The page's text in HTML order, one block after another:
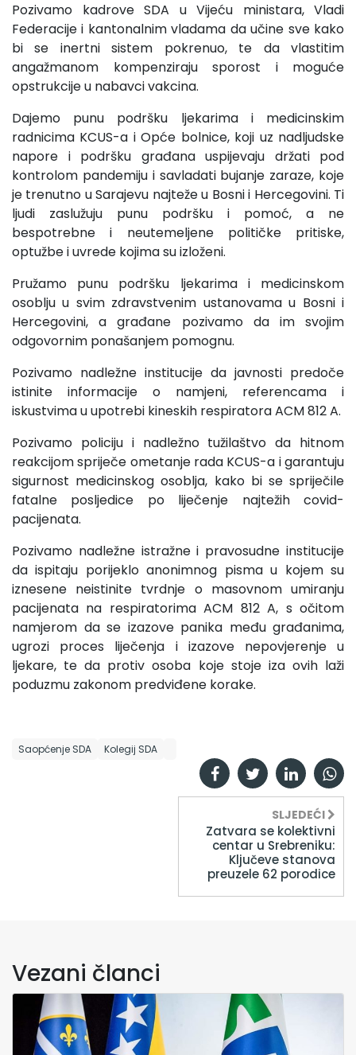
Pozivamo kadrove SDA u Vijeću ministara, Vladi
Federacije i kantonalnim vladama da učine sve kako
bi se inertni sistem pokrenuo, te da vlastitim
angažmanom kompenziraju sporost i moguće
opstrukcije u nabavci vakcina.
Dajemo punu podršku ljekarima i medicinskim
radnicima KCUS-a i Opće bolnice, koji uz nadljudske
napore i podršku građana uspijevaju držati pod
kontrolom pandemiju i savladati bujanje zaraze, koje
je trenutno u Sarajevu najteže u Bosni i Hercegovini. Ti
ljudi zaslužuju punu podršku i pomoć, a ne
bespotrebne i neutemeljene političke pritiske,
optužbe i uvrede kojima su izloženi.
Pružamo punu podršku ljekarima i medicinskom
osoblju u svim zdravstvenim ustanovama u Bosni i
Hercegovini, a građane pozivamo da im svojim
odgovornim ponašanjem pomognu.
Pozivamo nadležne institucije da javnosti predoče
istinite informacije o namjeni, referencama i
iskustvima u upotrebi kineskih respiratora ACM 812 A.
Pozivamo policiju i nadležno tužilaštvo da hitnom
reakcijom spriječe ometanje rada KCUS-a i garantuju
sigurnost medicinskog osoblja, kako bi se spriječile
fatalne posljedice po liječenje najtežih covid-
pacijenata.
Pozivamo nadležne istražne i pravosudne institucije
da ispitaju porijeklo anonimnog pisma u kojem su
iznesene neistinite tvrdnje o masovnom umiranju
pacijenata na respiratorima ACM 812 A, s očitom
namjerom da se izazove panika među građanima,
ugrozi proces liječenja i izazove nepovjerenje u
ljekare, te da protiv osoba koje stoje iza ovih laži
poduzmu zakonom predviđene korake.
Saopćenje SDA Kolegij SDA
SLJEDEĆI
Zatvara se kolektivni
centar u Srebreniku:
Ključeve stanova
preuzele 62 porodice
Vezani članci